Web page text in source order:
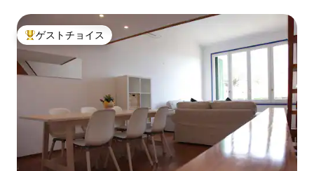
大好評のゲストチョイスです。
ゲストチョイス